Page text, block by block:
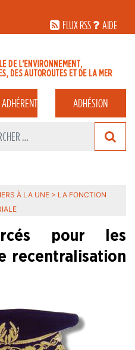
FLUX RSS
AIDE
ADHÉRENT ADHÉSION
À LA UNE > LA FONCTION
pour les
recentralisation